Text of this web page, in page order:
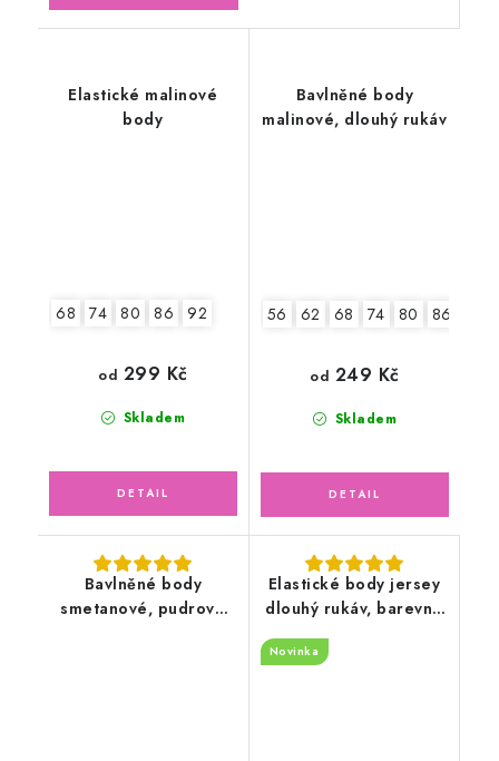
Elastické malinové
body
68 74 80 86 92
Skladem
od 299 Kč
Bavlněné body
malinové, dlouhý rukáv
56 62 68 74 80 86
Skladem
od 249 Kč
Bavlněné body
smetanové, pudrové
Elastické body jersey
dlouhý rukáv, barevné
Novinka